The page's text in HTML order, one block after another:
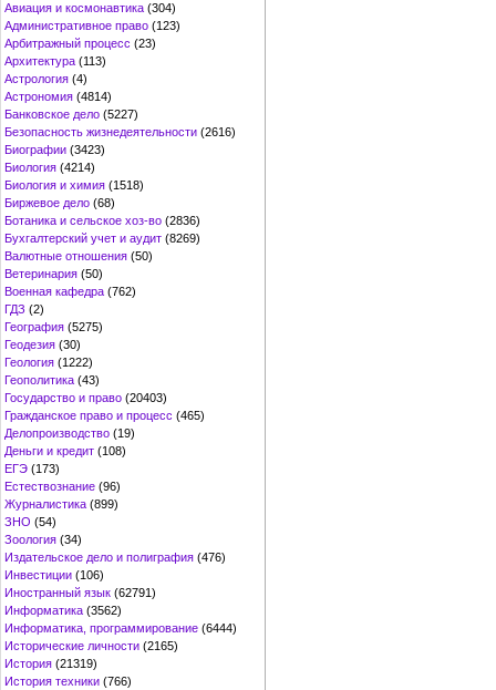
Авиация и космонавтика (304)
Административное право (123)
Арбитражный процесс (23)
Архитектура (113)
Астрология (4)
Астрономия (4814)
Банковское дело (5227)
Безопасность жизнедеятельности (2616)
Биографии (3423)
Биология (4214)
Биология и химия (1518)
Биржевое дело (68)
Ботаника и сельское хоз-во (2836)
Бухгалтерский учет и аудит (8269)
Валютные отношения (50)
Ветеринария (50)
Военная кафедра (762)
ГДЗ (2)
География (5275)
Геодезия (30)
Геология (1222)
Геополитика (43)
Государство и право (20403)
Гражданское право и процесс (465)
Делопроизводство (19)
Деньги и кредит (108)
ЕГЭ (173)
Естествознание (96)
Журналистика (899)
ЗНО (54)
Зоология (34)
Издательское дело и полиграфия (476)
Инвестиции (106)
Иностранный язык (62791)
Информатика (3562)
Информатика, программирование (6444)
Исторические личности (2165)
История (21319)
История техники (766)